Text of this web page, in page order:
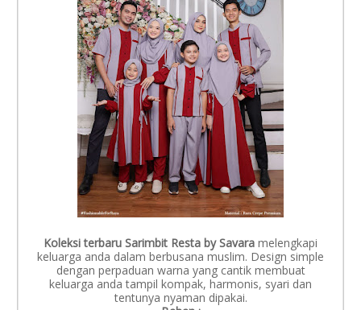
Koleksi terbaru Sarimbit Resta by Savara melengkapi
keluarga anda dalam berbusana muslim. Design simple
dengan perpaduan warna yang cantik membuat
keluarga anda tampil kompak, harmonis, syari dan
tentunya nyaman dipakai.